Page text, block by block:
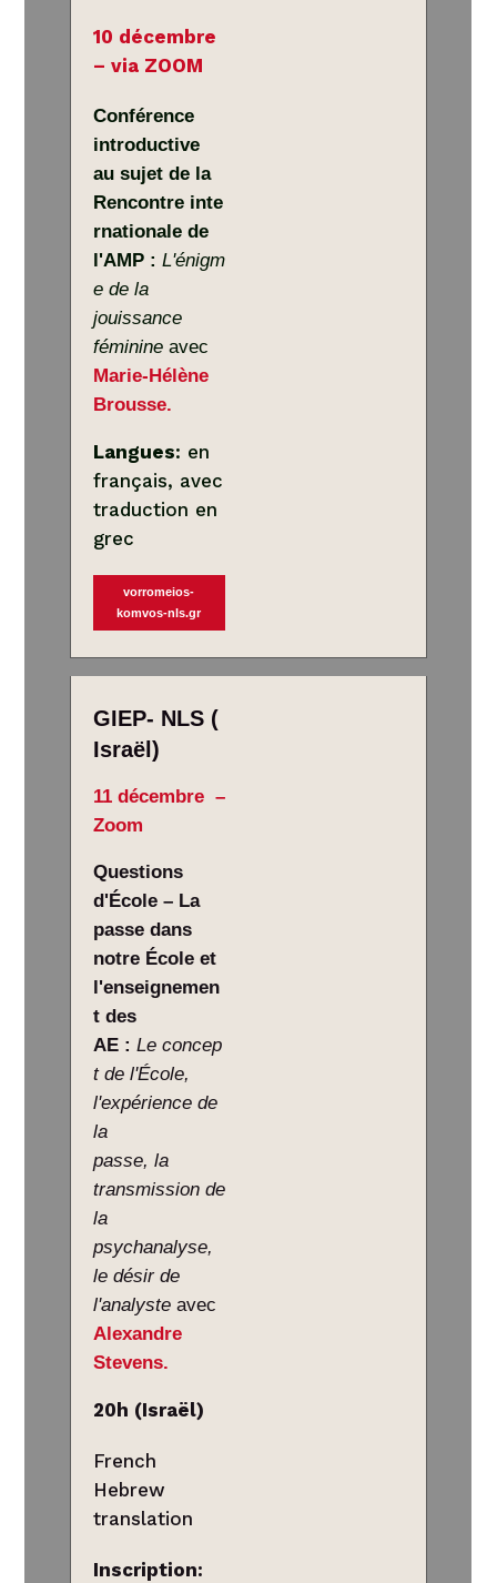
10 décembre
– via ZOOM
Conférence
introductive
au sujet de la
Rencontre inte
rnationale de
l'AMP : L'énigm
e de la
jouissance
féminineavec
Marie-Hélène
Brousse.
Langues: en
français, avec
traduction en
grec
vorromeios-
komvos-nls.gr
GIEP- NLS (
Israël)
11 décembre –
Zoom
Questions
d'École – La
passe dans
notre École et
l'enseignemen
t des
AE : Le concep
t de l'École,
l'expérience de
la
passe, la
transmission de
la
psychanalyse,
le désir de
l'analyste avec
Alexandre
Stevens.
20h (Israël)
French
Hebrew
translation
Inscription: